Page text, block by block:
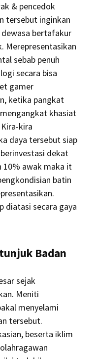
& pencedok
tersebut inginkan
bertafakur
Merepresentasikan
sebab penuh
secara bisa
gamer
ketika pangkat
khasiat
kira
daya tersebut siap
dekat
10% awak maka it
batin
diatasi secara gaya
Badan
sejak
Meniti
menyelami
tersebut.
beserta iklim